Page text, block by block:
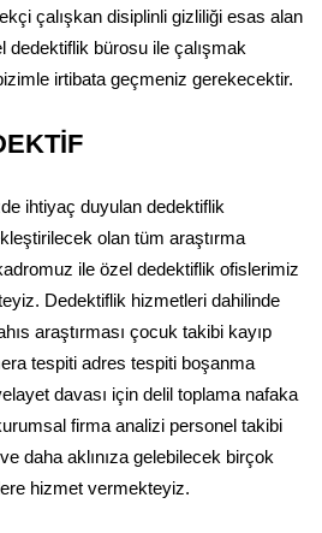
çalışkan disiplinli gizliliği esas alan
dedektiflik bürosu ile çalışmak
irtibata geçmeniz gerekecektir.
ihtiyaç duyulan dedektiflik
olan tüm araştırma
ile özel dedektiflik ofislerimiz
Dedektiflik hizmetleri dahilinde
araştırması çocuk takibi kayıp
tespiti adres tespiti boşanma
davası için delil toplama nafaka
firma analizi personel takibi
daha aklınıza gelebilecek birçok
hizmet vermekteyiz.